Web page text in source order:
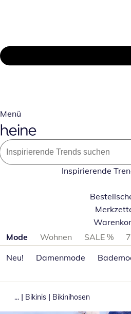
Menü
Inspirierende
Produktkategorien überspringen
Mode Wohnen SALE %
Neu!
Damenmode
... | Bikinis | Bikinihosen